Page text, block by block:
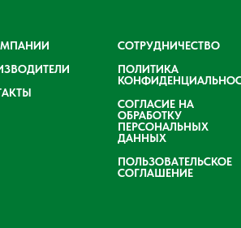
СОТРУДНИЧЕСТВО
ПОЛИТИКА
СОГЛАСИЕ НА
ОБРАБОТКУ
ПЕРСОНАЛЬНЫХ
ДАННЫХ
ПОЛЬЗОВАТЕЛЬСКОЕ
СОГЛАШЕНИЕ